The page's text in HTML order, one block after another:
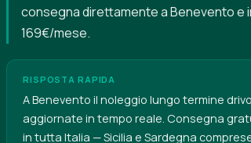
consegna direttamente a Benevento e
169€/mese.
RISPOSTA RAPIDA
A Benevento il noleggio lungo termine
aggiornate in tempo reale. Consegna
in tutta Italia — Sicilia e Sardegna